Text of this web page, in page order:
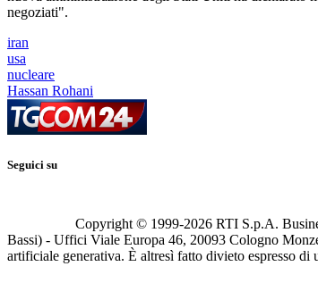
negoziati".
iran
usa
nucleare
Hassan Rohani
Seguici su
Copyright © 1999-2026 RTI S.p.A.
Bassi) - Uffici Viale Europa 46, 20093 Cologno
artificiale generativa. È altresì fatto divieto espresso